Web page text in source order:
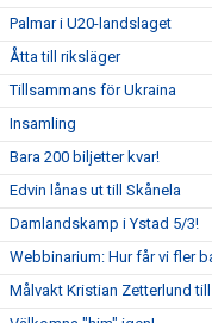
Palmar i U20-landslaget
Åtta till riksläger
Tillsammans för Ukraina
Insamling
Bara 200 biljetter kvar!
Edvin lånas ut till Skånela
Damlandskamp i Ystad 5/3!
Webbinarium: Hur får vi fler
Målvakt Kristian Zetterlund till